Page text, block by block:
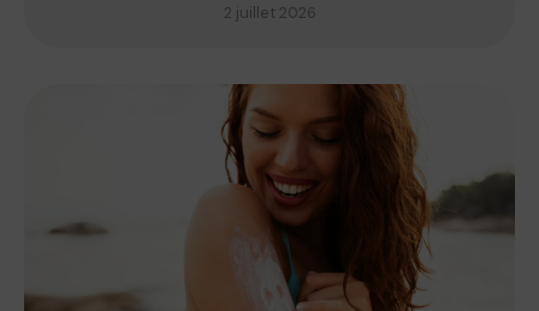
2 juillet 2026